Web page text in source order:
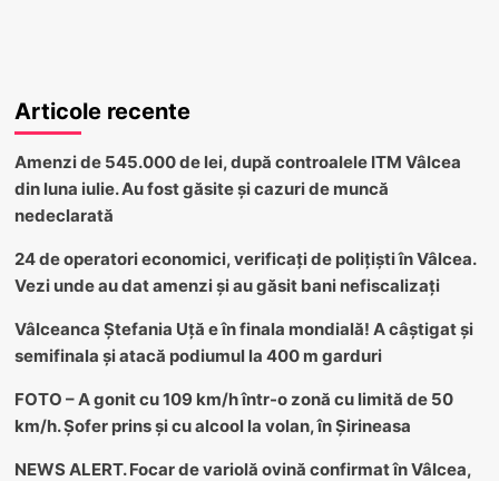
Articole recente
Amenzi de 545.000 de lei, după controalele ITM Vâlcea
din luna iulie. Au fost găsite și cazuri de muncă
nedeclarată
24 de operatori economici, verificați de polițiști în Vâlcea.
Vezi unde au dat amenzi și au găsit bani nefiscalizați
Vâlceanca Ștefania Uță e în finala mondială! A câștigat și
semifinala și atacă podiumul la 400 m garduri
FOTO – A gonit cu 109 km/h într-o zonă cu limită de 50
km/h. Șofer prins și cu alcool la volan, în Șirineasa
NEWS ALERT. Focar de variolă ovină confirmat în Vâlcea,